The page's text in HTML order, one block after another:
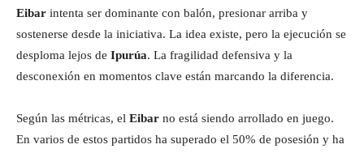
Eibar intenta ser dominante con balón, presionar arriba y
sostenerse desde la iniciativa. La idea existe, pero la ejecución se
desploma lejos de Ipurúa. La fragilidad defensiva y la
desconexión en momentos clave están marcando la diferencia.
Según las métricas, el Eibar no está siendo arrollado en juego.
En varios de estos partidos ha superado el 50% de posesión y ha